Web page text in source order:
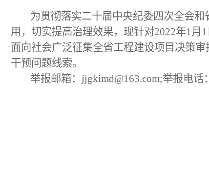
为贯彻落实二十届中央纪委四次全会
用，切实提高治理效果，现针对2022年1
面向社会广泛征集全省工程建设项目决策
干预问题线索。
举报邮箱： jjgkimd@163.com;举报电话